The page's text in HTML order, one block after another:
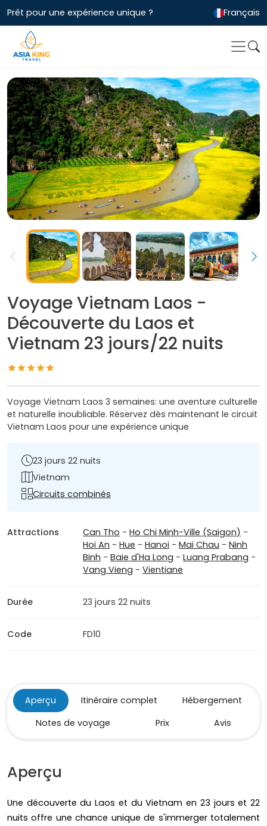
Prêt pour une expérience unique ? Français
Voyage Vietnam Laos -
Découverte du Laos et
Vietnam 23 jours/22 nuits
Voyage Vietnam Laos 3 semaines: une aventure culturelle
et naturelle inoubliable. Réservez dès maintenant le circuit
Vietnam Laos pour une expérience unique
23 jours 22 nuits
Vietnam
Circuits combinés
Attractions Can Tho -Ho Chi Minh-Ville (Saigon) -
Hoi An -Hue -Hanoi -Mai Chau -Ninh
Binh -Baie d'Ha Long -Luang Prabang -
Vang Vieng -Vientiane
Durée 23 jours 22 nuits
Code FD10
Aperçu Itinéraire complet
Hébergement
Notes de voyage
Prix Avis
Aperçu
Une découverte du Laos et du Vietnam en 23 jours et 22
nuits offre une chance unique de s'immerger totalement